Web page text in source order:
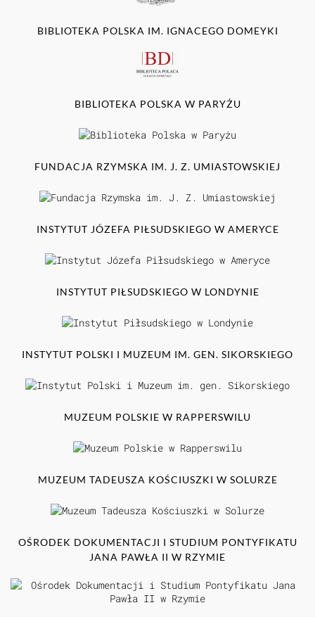
BIBLIOTEKA POLSKA IM. IGNACEGO DOMEYKI
BIBLIOTEKA POLSKA W PARYŻU
FUNDACJA RZYMSKA IM. J. Z. UMIASTOWSKIEJ
INSTYTUT JÓZEFA PIŁSUDSKIEGO W AMERYCE
INSTYTUT PIŁSUDSKIEGO W LONDYNIE
INSTYTUT POLSKI I MUZEUM IM. GEN. SIKORSKIEGO
MUZEUM POLSKIE W RAPPERSWILU
MUZEUM TADEUSZA KOŚCIUSZKI W SOLURZE
OŚRODEK DOKUMENTACJI I STUDIUM PONTYFIKATU
JANA PAWŁA II W RZYMIE